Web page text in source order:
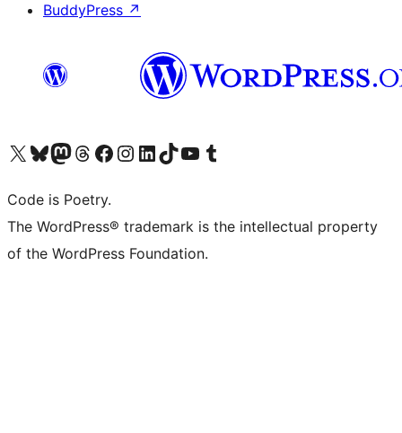
BuddyPress ↗
Visita il nostro account X (ex Twitter)
Visita il nostro account Bluesky
Visita il nostro account Mastodon
Visita il nostro account Threads
Visita la nostra pagina Facebook
Visita il nostro account Instagram
Visita il nostro account LinkedIn
Visita il nostro account TikTok
Visita il nostro canale YouTube
Visita il nostro account Tumblr
Code is Poetry.
The WordPress® trademark is the intellectual property
of the WordPress Foundation.